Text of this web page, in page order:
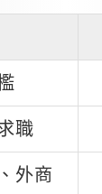
職
外商